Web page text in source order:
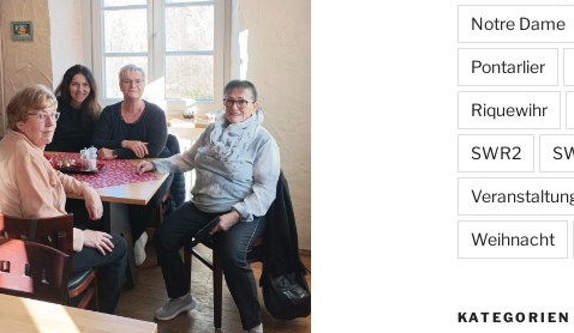
Notre Dame
Pontarlier
Riquewihr
SWR2
Weihnacht
KATEGORIEN